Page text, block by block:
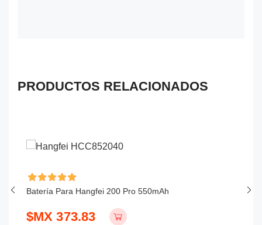
PRODUCTOS RELACIONADOS
Batería Para Hangfei 200 Pro 550mAh
$MX 373.83